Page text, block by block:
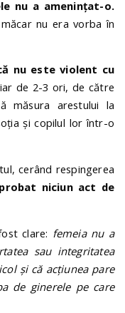
nu a amenințat-o.
nu era vorba în
nu este violent cu
de 2-3 ori, de către
măsura arestului la
și copilul lor într-o
cerând respingerea
niciun act de
clare: femeia nu a
sau integritatea
și că acțiunea pare
de ginerele pe care